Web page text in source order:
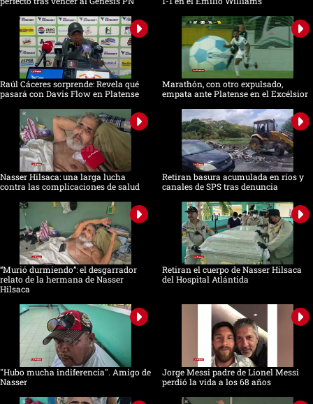
Raúl Cáceres sorprende: Revela qué
pasará con Davis Flow en Platense
Marathón, con otro expulsado,
empata ante Platense en el Excélsior
Nasser Hilsaca: una larga lucha
contra las complicaciones de salud
Retiran basura acumulada en ríos y
canales de SPS tras denuncia
“Murió durmiendo”: el desgarrador
relato de la hermana de Nasser
Hilsaca
Retiran el cuerpo de Nasser Hilsaca
del Hospital Atlántida
"Hubo mucha indiferencia". Amigo de
Nasser
Jorge Messi padre de Lionel Messi
perdió la vida a los 68 años